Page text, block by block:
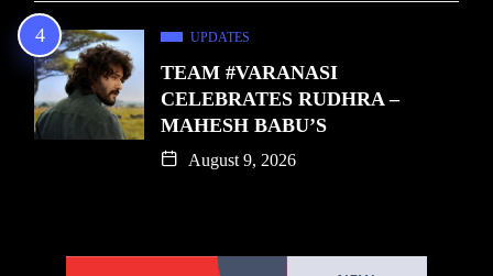
UPDATES
TEAM #VARANASI
CELEBRATES RUDHRA –
MAHESH BABU’S
August 9, 2026